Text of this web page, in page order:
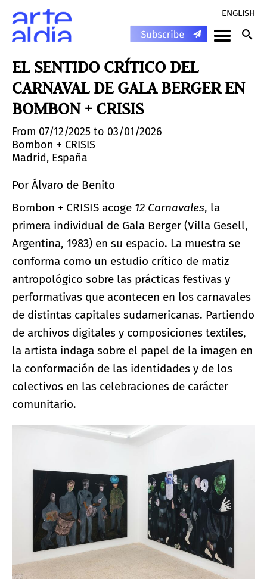
ENGLISH
EL SENTIDO CRÍTICO DEL
CARNAVAL DE GALA BERGER EN
BOMBON + CRISIS
From 07/12/2025 to 03/01/2026
Bombon + CRISIS
Madrid, España
Por Álvaro de Benito
Bombon + CRISIS acoge 12 Carnavales, la
primera individual de Gala Berger (Villa Gesell,
Argentina, 1983) en su espacio. La muestra se
conforma como un estudio crítico de matiz
antropológico sobre las prácticas festivas y
performativas que acontecen en los carnavales
de distintas capitales sudamericanas. Partiendo
de archivos digitales y composiciones textiles,
la artista indaga sobre el papel de la imagen en
la conformación de las identidades y de los
colectivos en las celebraciones de carácter
comunitario.